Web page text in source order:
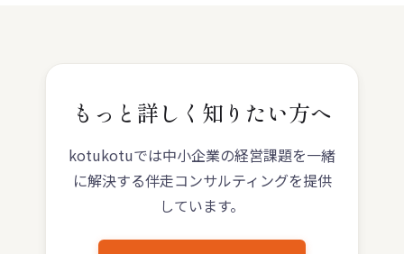
もっと詳しく知りたい方へ
kotukotuでは中小企業の経営課題を一緒
に解決する伴走コンサルティングを提供
しています。